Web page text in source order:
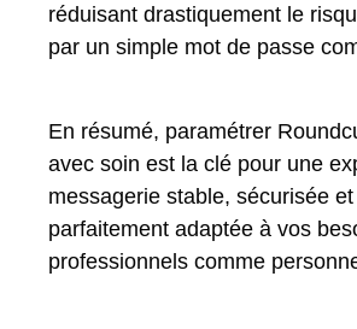
réduisant drastiquement le
par un simple mot de passe
En résumé, paramétrer
avec soin est la clé pour une
messagerie stable, sécurisée
parfaitement adaptée à vos
professionnels comme